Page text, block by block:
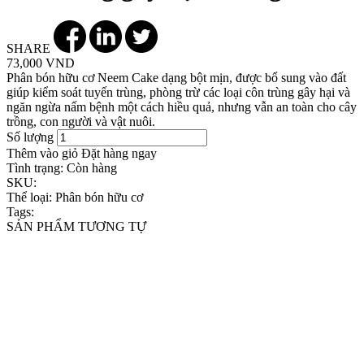
SHARE
73,000 VND
Phân bón hữu cơ Neem Cake dạng bột mịn, được bổ sung vào đất
giúp kiểm soát tuyến trùng, phòng trừ các loại côn trùng gây hại và
ngăn ngừa nấm bệnh một cách hiều quả, nhưng vẫn an toàn cho cây
trồng, con người và vật nuôi.
Số lượng
Thêm vào giỏ Đặt hàng ngay
Tình trạng: Còn hàng
SKU:
Thể loại: Phân bón hữu cơ
Tags:
SẢN PHẨM TƯƠNG TỰ